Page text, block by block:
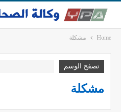
Home مشكلة
تصفح الوسم
مشكلة